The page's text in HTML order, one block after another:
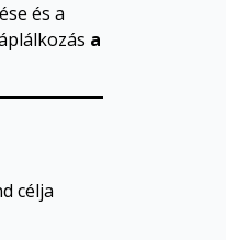
és a
a
célja